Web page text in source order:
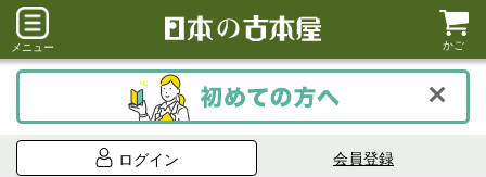
メニュー かご
ログイン 会員登録